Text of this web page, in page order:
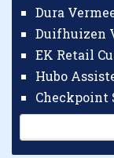
Dura
Duifhuizen
EK Retail
Hubo